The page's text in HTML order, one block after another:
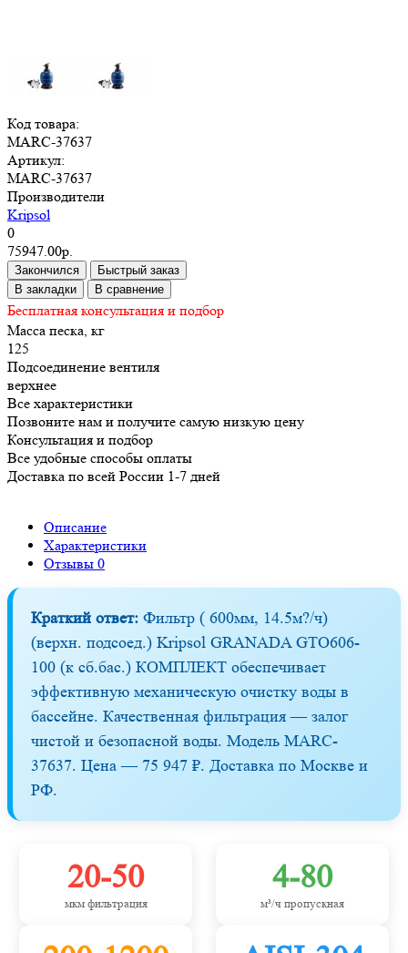
Код товара:
MARC-37637
Артикул:
MARC-37637
Производители
Kripsol
0
75947.00р.
Закончился
Быстрый заказ
В закладки
В сравнение
Бесплатная консультация и подбор
Масса песка, кг
125
Подсоединение вентиля
верхнее
Все характеристики
Позвоните нам и получите самую низкую цену
Консультация и подбор
Все удобные способы оплаты
Доставка по всей России 1-7 дней
Описание
Характеристики
Отзывы 0
Краткий ответ: Фильтр ( 600мм, 14.5м?/ч)
(верхн. подсоед.) Kripsol GRANADA GTO606-
100 (к сб.бас.) КОМПЛЕКТ обеспечивает
эффективную механическую очистку воды в
бассейне. Качественная фильтрация — залог
чистой и безопасной воды. Модель MARC-
37637. Цена — 75 947 ₽. Доставка по Москве и
РФ.
20-50
мкм фильтрация
4-80
м³/ч пропускная